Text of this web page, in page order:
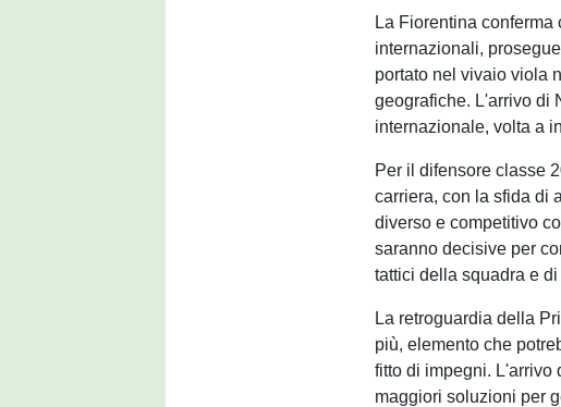
La Fiorentina
internazionali,
portato nel vivaio viola
geografiche. L'arrivo di
internazionale, volta a
Per il difensore classe
carriera, con la sfida di
diverso e competitivo
saranno decisive per
tattici della squadra e
La retroguardia della
più, elemento che
fitto di impegni. L'arrivo
maggiori soluzioni per